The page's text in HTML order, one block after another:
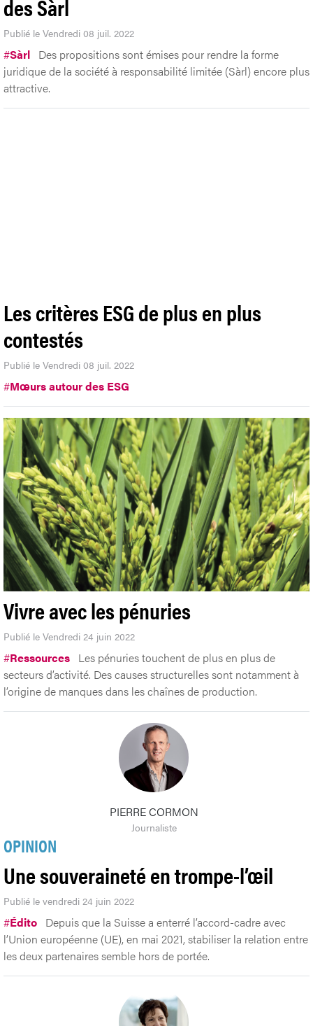
des Sàrl
Publié le Vendredi 08 juil. 2022
#Sàrl Des propositions sont émises pour rendre la forme
juridique de la société à responsabilité limitée (Sàrl) encore plus
attractive.
Les critères ESG de plus en plus
contestés
Publié le Vendredi 08 juil. 2022
#Mœurs autour des ESG
Vivre avec les pénuries
Publié le Vendredi 24 juin 2022
#Ressources Les pénuries touchent de plus en plus de
secteurs d’activité. Des causes structurelles sont notamment à
l’origine de manques dans les chaînes de production.
PIERRE CORMON
Journaliste
OPINION
Une souveraineté en trompe-l’œil
Publié le vendredi 24 juin 2022
#Édito Depuis que la Suisse a enterré l’accord-cadre avec
l’Union européenne (UE), en mai 2021, stabiliser la relation entre
les deux partenaires semble hors de portée.